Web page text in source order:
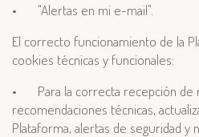
•
"Alertas en mi e-mail".
El correcto funcionamiento de la
cookies técnicas y funcionales:
•
Para la correcta recepción
recomendaciones técnicas,
Plataforma, alertas de seguridad y